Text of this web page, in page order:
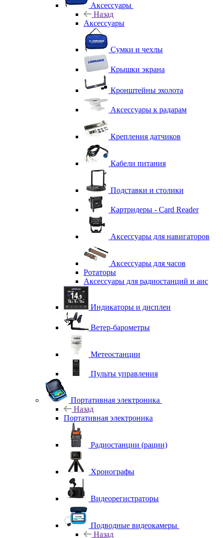
Аксессуары
Назад
Аксессуары
Сумки и чехлы
Крышки экрана
Кронштейны эхолота
Аксессуары к радарам
Крепления датчиков
Кабели питания
Подставки и столики
Картридеры - Card Reader
Аксессуары для навигаторов
Аксессуары для часов
Ротаторы
Аксессуары для радиостанций и аис
Индикаторы и дисплеи
Ветер-барометры
Метеостанции
Пульты управления
Портативная электроника
Назад
Портативная электроника
Радиостанции (рации)
Хронографы
Видеорегистраторы
Подводные видеокамеры
Назад